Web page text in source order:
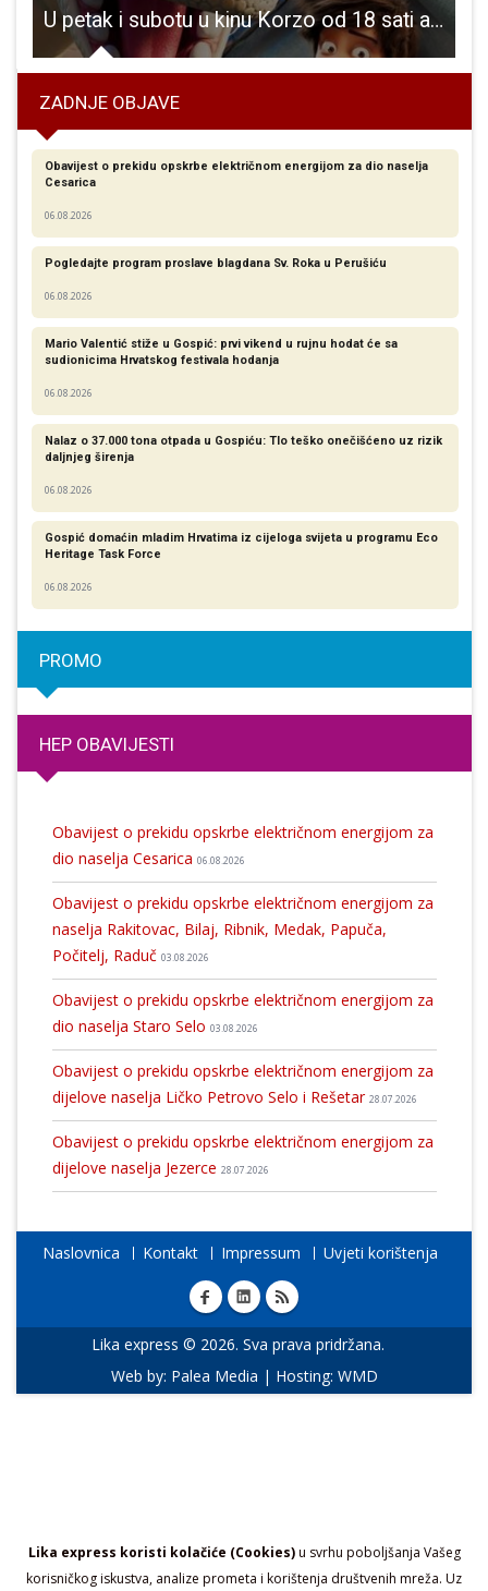
Lika express koristi kolačiće (Cookies)u svrhu poboljšanja Vašeg
korisničkog iskustva, analize prometa i korištenja društvenih mreža. Uz
U petak i subotu u kinu Korzo od 18 sati animirani film “Jahač zmaja”!
ZADNJE OBJAVE
Obavijest o prekidu opskrbe električnom energijom za dio naselja
Cesarica
06.08.2026
Pogledajte program proslave blagdana Sv. Roka u Perušiću
06.08.2026
Mario Valentić stiže u Gospić: prvi vikend u rujnu hodat će sa
sudionicima Hrvatskog festivala hodanja
06.08.2026
Nalaz o 37.000 tona otpada u Gospiću: Tlo teško onečišćeno uz rizik
daljnjeg širenja
06.08.2026
Gospić domaćin mladim Hrvatima iz cijeloga svijeta u programu Eco
Heritage Task Force
06.08.2026
PROMO
HEP OBAVIJESTI
Obavijest o prekidu opskrbe električnom energijom za
dio naselja Cesarica 06.08.2026
Obavijest o prekidu opskrbe električnom energijom za
naselja Rakitovac, Bilaj, Ribnik, Medak, Papuča,
Počitelj, Raduč 03.08.2026
Obavijest o prekidu opskrbe električnom energijom za
dio naselja Staro Selo 03.08.2026
Obavijest o prekidu opskrbe električnom energijom za
dijelove naselja Ličko Petrovo Selo i Rešetar 28.07.2026
Obavijest o prekidu opskrbe električnom energijom za
dijelove naselja Jezerce 28.07.2026
Naslovnica Kontakt Impressum Uvjeti korištenja
Lika express © 2026. Sva prava pridržana.
Web by: Palea Media | Hosting: WMD